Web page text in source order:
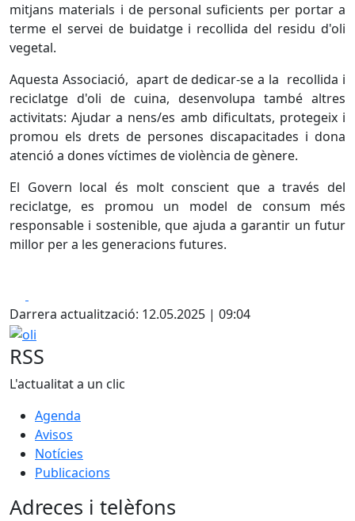
mitjans materials i de personal suficients per portar a
terme el servei de buidatge i recollida del residu d'oli
vegetal.
Aquesta Associació, apart de dedicar-se a la recollida i
reciclatge d'oli de cuina, desenvolupa també altres
activitats: Ajudar a nens/es amb dificultats, protegeix i
promou els drets de persones discapacitades i dona
atenció a dones víctimes de violència de gènere.
El Govern local és molt conscient que a través del
reciclatge, es promou un model de consum més
responsable i sostenible, que ajuda a garantir un futur
millor per a les generacions futures.
Darrera actualització: 12.05.2025 | 09:04
oli
RSS
L'actualitat a un clic
Agenda
Avisos
Notícies
Publicacions
Adreces i telèfons